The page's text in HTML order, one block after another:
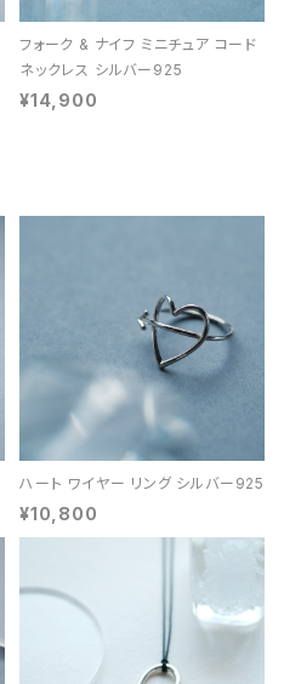
フォーク & ナイフ ミニチュア コード
ネックレス シルバー925
¥14,900
ハート ワイヤー リング シルバー925
¥10,800